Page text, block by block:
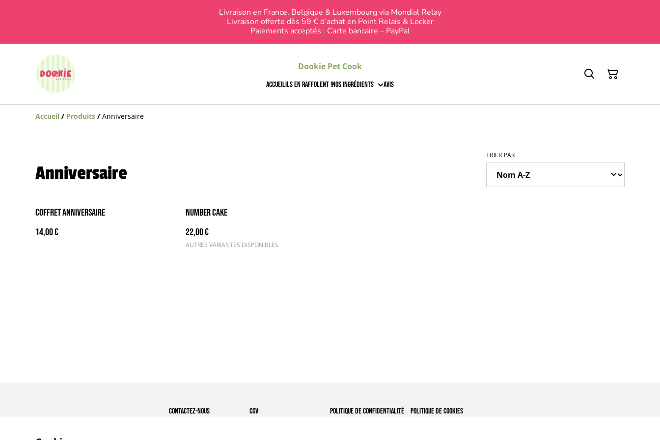
Livraison en France, Belgique & Luxembourg via Mondial Relay
Livraison offerte dès 59 € d’achat en Point Relais & Locker
Paiements acceptés : Carte bancaire – PayPal
Dookie Pet Cook
AccueilIls en raffolent !Nos ingrédients Avis
Accueil / Produits / Anniversaire
Anniversaire
TRIER PAR
Coffret anniversaire
14,00 €
Number Cake
22,00 €
AUTRES VARIANTES DISPONIBLES
Contactez-nous CGV Politique de confidentialité Politique de cookies